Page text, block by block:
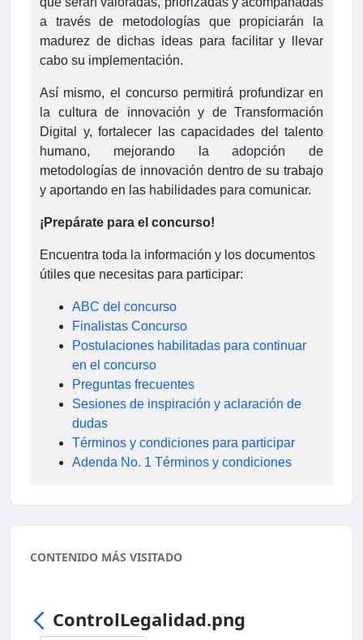
a través de metodologías que propiciarán la
madurez de dichas ideas para facilitar y llevar
cabo su implementación.
Así mismo, el concurso permitirá profundizar en
la cultura de innovación y de Transformación
Digital y, fortalecer las capacidades del talento
humano, mejorando la adopción de
metodologías de innovación dentro de su trabajo
y aportando en las habilidades para comunicar.
¡Prepárate para el concurso!
Encuentra toda la información y los documentos
útiles que necesitas para participar:
ABC del concurso
Finalistas Concurso
Postulaciones habilitadas para continuar
en el concurso
Preguntas frecuentes
Sesiones de inspiración y aclaración de
dudas
Términos y condiciones para participar
Adenda No. 1 Términos y condiciones
CONTENIDO MÁS VISITADO
ControlLegalidad.png